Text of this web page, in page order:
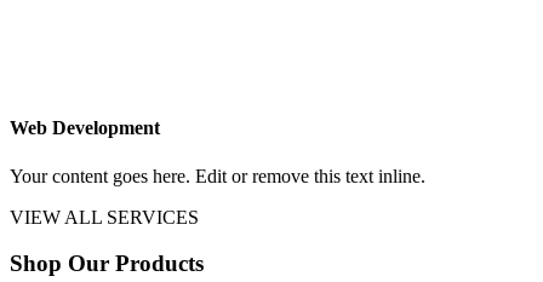
Web Development
Your content goes here. Edit or remove this text inline.
VIEW ALL SERVICES
Shop Our Products